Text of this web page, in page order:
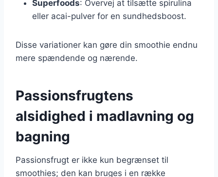
Superfoods: Overvej at tilsætte spirulina
eller acai-pulver for en sundhedsboost.
Disse variationer kan gøre din smoothie endnu
mere spændende og nærende.
Passionsfrugtens
alsidighed i madlavning og
bagning
Passionsfrugt er ikke kun begrænset til
smoothies; den kan bruges i en række